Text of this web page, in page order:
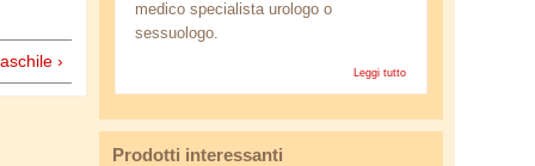
›
medico specialista urologo o
sessuologo.
Leggi tutto
Prodotti interessanti